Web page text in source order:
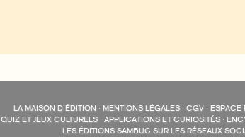
LA MAISON D’ÉDITION · MENTIONS LÉGALES· CGV· ESPACE
QUIZ ET JEUX CULTURELS · APPLICATIONS ET CURIOSITÉS ·
LES ÉDITIONS SAMBUC SUR LES RÉSEAUX